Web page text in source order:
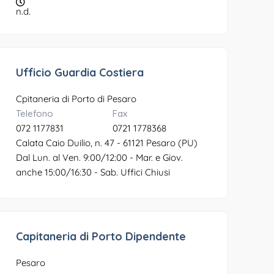
n.d.
Ufficio Guardia Costiera
Cpitaneria di Porto di Pesaro
Telefono
072 1177831
Fax
0721 1778368
Calata Caio Duilio, n. 47 - 61121 Pesaro (PU)
Dal Lun. al Ven. 9:00/12:00 - Mar. e Giov.
anche 15:00/16:30 - Sab. Uffici Chiusi
Capitaneria di Porto Dipendente
Pesaro